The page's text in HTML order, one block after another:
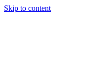
Skip to content